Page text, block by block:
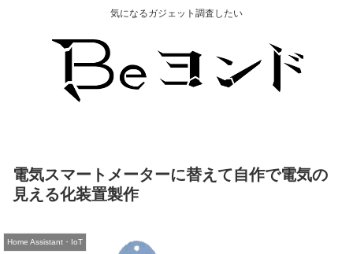
気になるガジェット調査したい
電気スマートメーターに替えて自作で電気の
見える化装置製作
Home Assistant・IoT